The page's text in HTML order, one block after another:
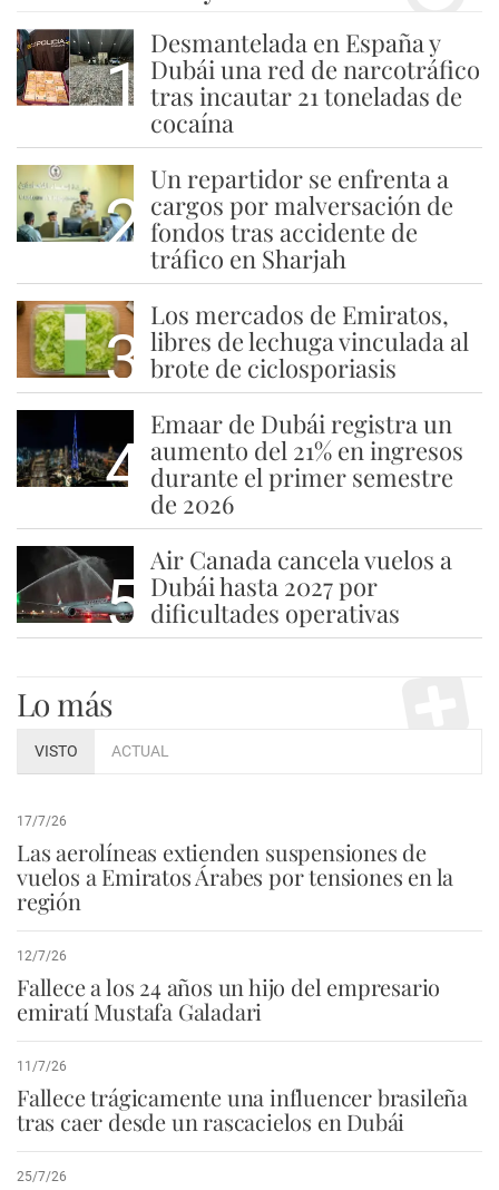
1
Desmantelada en España y
Dubái una red de narcotráfico
tras incautar 21 toneladas de
cocaína
2
Un repartidor se enfrenta a
cargos por malversación de
fondos tras accidente de
tráfico en Sharjah
3
Los mercados de Emiratos,
libres de lechuga vinculada al
brote de ciclosporiasis
4
Emaar de Dubái registra un
aumento del 21% en ingresos
durante el primer semestre
de 2026
5
Air Canada cancela vuelos a
Dubái hasta 2027 por
dificultades operativas
Lo más
VISTO ACTUAL
17/7/26
Las aerolíneas extienden suspensiones de
vuelos a Emiratos Árabes por tensiones en la
región
12/7/26
Fallece a los 24 años un hijo del empresario
emiratí Mustafa Galadari
11/7/26
Fallece trágicamente una influencer brasileña
tras caer desde un rascacielos en Dubái
25/7/26